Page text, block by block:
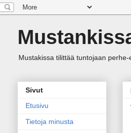
Mustakissa tilittää tuntojaan
Sivut
Etusivu
Tietoja minusta